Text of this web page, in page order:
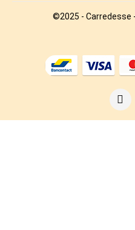
©2025 - Carredesse